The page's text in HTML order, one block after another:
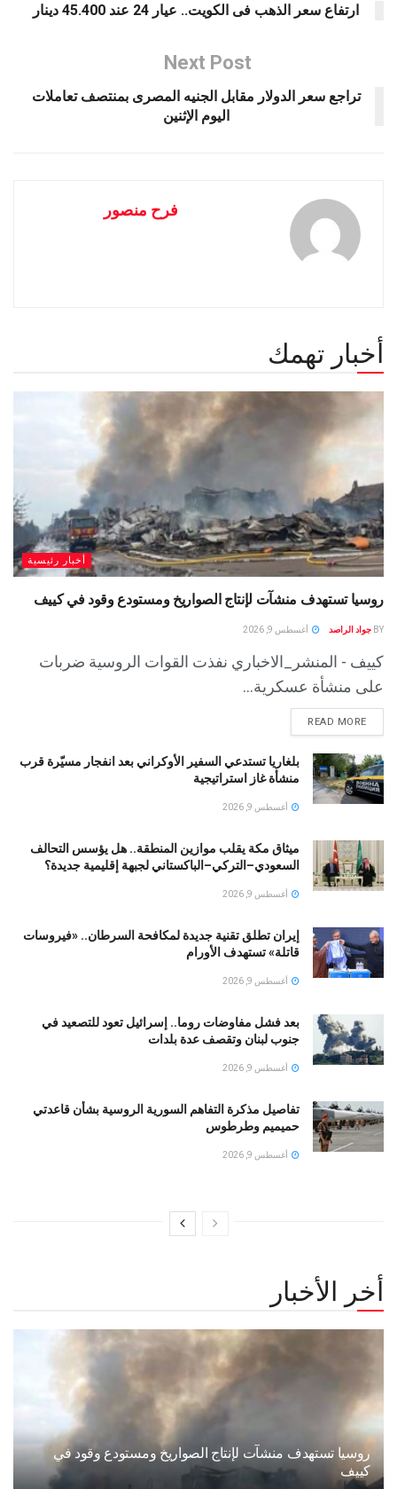
ارتفاع سعر الذهب فى الكويت.. عيار 24 عند 45.400 دينار
Next Post
تراجع سعر الدولار مقابل الجنيه المصرى بمنتصف تعاملات
اليوم الإثنين
فرح منصور
أخبار تهمك
أخبار رئيسية
روسيا تستهدف منشآت لإنتاج الصواريخ ومستودع وقود في كييف
BY جواد الراصد أغسطس 9, 2026
كييف - المنشر_الاخباري نفذت القوات الروسية ضربات
على منشأة عسكرية...
READ MORE
بلغاريا تستدعي السفير الأوكراني بعد انفجار مسيّرة قرب
منشأة غاز استراتيجية
أغسطس 9, 2026
ميثاق مكة يقلب موازين المنطقة.. هل يؤسس التحالف
السعودي–التركي–الباكستاني لجبهة إقليمية جديدة؟
أغسطس 9, 2026
إيران تطلق تقنية جديدة لمكافحة السرطان.. «فيروسات
قاتلة» تستهدف الأورام
أغسطس 9, 2026
بعد فشل مفاوضات روما.. إسرائيل تعود للتصعيد في
جنوب لبنان وتقصف عدة بلدات
أغسطس 9, 2026
تفاصيل مذكرة التفاهم السورية الروسية بشأن قاعدتي
حميميم وطرطوس
أغسطس 9, 2026
أخر الأخبار
روسيا تستهدف منشآت لإنتاج الصواريخ ومستودع وقود في
كييف